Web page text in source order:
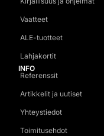
Vaatteet
ALE-tuotteet
Lahjakortit
INFO
Referenssit
Artikkelit ja uutiset
Yhteystiedot
Toimitusehdot